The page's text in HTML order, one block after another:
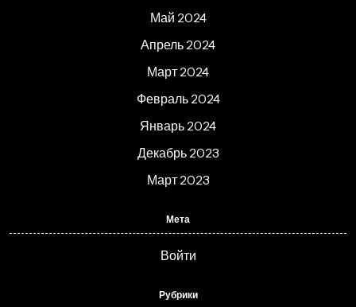
Май 2024
Апрель 2024
Март 2024
Февраль 2024
Январь 2024
Декабрь 2023
Март 2023
Мета
Войти
Рубрики